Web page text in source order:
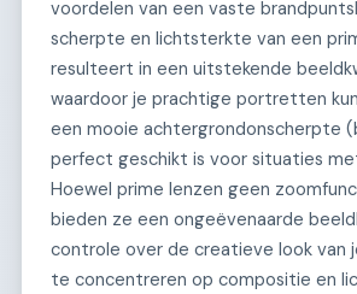
voordelen van een vaste
scherpte en lichtsterkte van een
resulteert in een uitstekende
waardoor je prachtige portretten
een mooie achtergrondonscherpte
perfect geschikt is voor situaties
Hoewel prime lenzen geen
bieden ze een ongeëvenaarde
controle over de creatieve look van
te concentreren op compositie en